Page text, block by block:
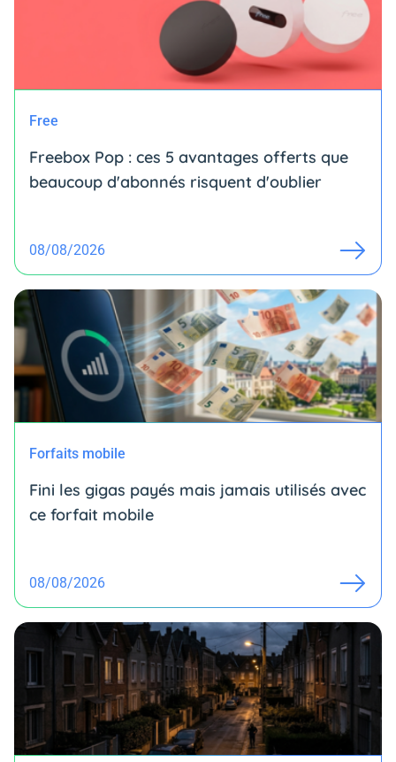
Free
Freebox Pop : ces 5 avantages offerts que
beaucoup d'abonnés risquent d'oublier
08/08/2026
Forfaits mobile
Fini les gigas payés mais jamais utilisés avec
ce forfait mobile
08/08/2026